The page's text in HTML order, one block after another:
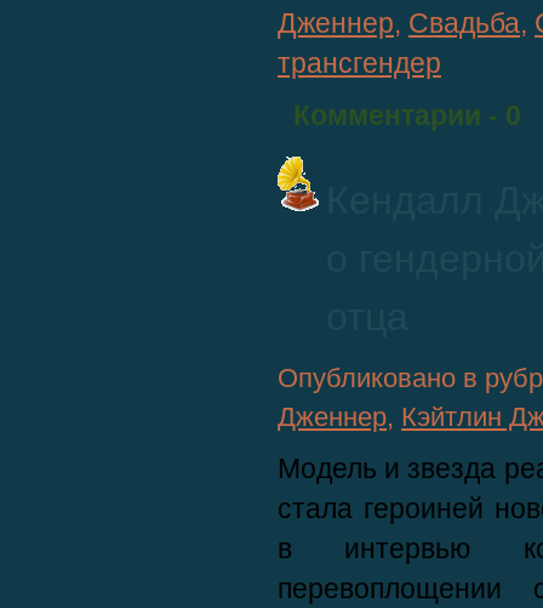
Дженнер, Свадьба,
трансгендер
Комментарии - 0
Опубликовано в
Дженнер, Кэйтлин
Модель и звезда
стала героиней
в интервью
перевоплощении